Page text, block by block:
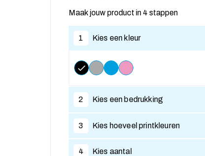
Maak jouw product in 4 stappen
1 Kies een kleur
2 Kies een bedrukking
3 Kies hoeveel printkleuren
4 Kies aantal